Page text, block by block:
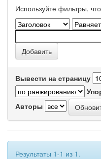
Используйте фильтры,
Вывести на страницу
Авторы
Результаты 1-1 из 1.